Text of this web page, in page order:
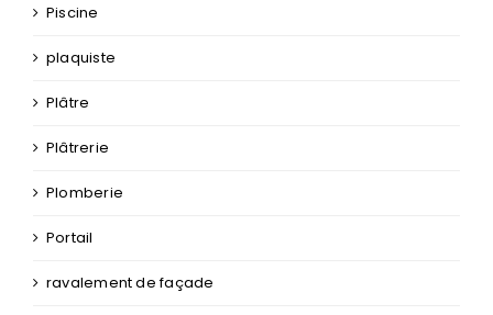
Piscine
plaquiste
Plâtre
Plâtrerie
Plomberie
Portail
ravalement de façade